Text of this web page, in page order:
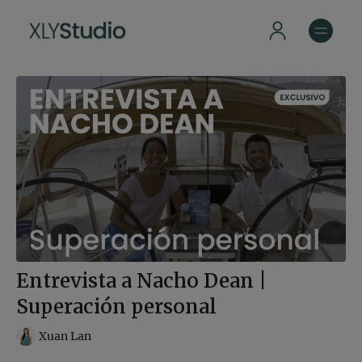
Entrevista a Nacho Dean |
Superación personal
Xuan Lan